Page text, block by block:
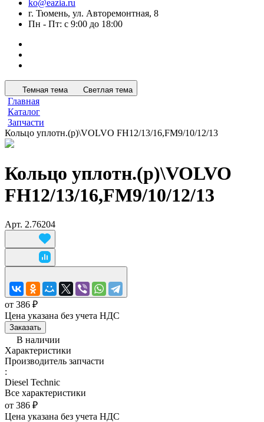
ko@eazia.ru
г. Тюмень, ул. Авторемонтная, 8
Пн - Пт: с 9:00 до 18:00
Темная тема Светлая тема
Главная
Каталог
Запчасти
Кольцо уплотн.(р)\VOLVO FH12/13/16,FM9/10/12/13
Кольцо уплотн.(р)\VOLVO
FH12/13/16,FM9/10/12/13
Арт. 2.76204
от 386 ₽
Цена указана без учета НДС
Заказать
В наличии
Характеристики
Производитель запчасти
:
Diesel Technic
Все характеристики
от 386 ₽
Цена указана без учета НДС